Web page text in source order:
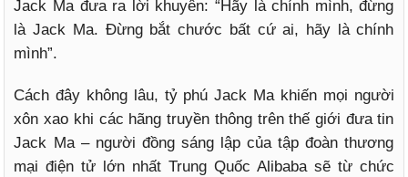
Jack Ma đưa ra lời khuyên: “Hãy là chính mình, đừng
là Jack Ma. Đừng bắt chước bất cứ ai, hãy là chính
mình”.
Cách đây không lâu, tỷ phú Jack Ma khiến mọi người
xôn xao khi các hãng truyền thông trên thế giới đưa tin
Jack Ma – người đồng sáng lập của tập đoàn thương
mại điện tử lớn nhất Trung Quốc Alibaba sẽ từ chức